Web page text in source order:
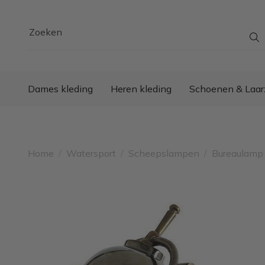
Zoeken
Dames kleding Heren kleding Schoenen &
Home Watersport Scheepslampen Bureaulamp